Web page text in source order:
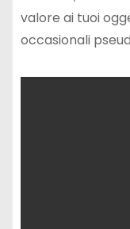
valore ai tuoi
occasionali